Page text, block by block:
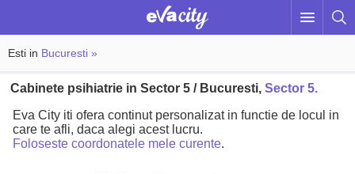
Esti in Bucuresti »
Cabinete psihiatrie in Sector 5 / Bucuresti,Sector 5.
Eva City iti ofera continut personalizat in functie de locul in
care te afli, daca alegi acest lucru.
Foloseste coordonatele mele curente.